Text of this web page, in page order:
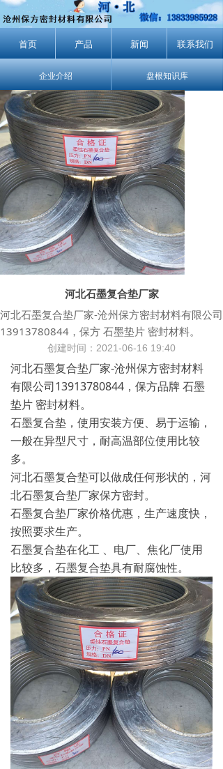
首页 产品 新闻 联系我们
企业介绍 盘根知识库
河北石墨复合垫厂家
创建时间： 2021-06-16 19:40
河北石墨复合垫厂家-沧州保方密封材料有限公司
13913780844，保方 石墨垫片 密封材料。
河北石墨复合垫厂家-沧州保方密封材料
有限公司13913780844，保方品牌 石墨
垫片 密封材料。
石墨复合垫，使用安装方便、易于运输，
一般在异型尺寸，耐高温部位使用比较
多。
河北石墨复合垫可以做成任何形状的，河
北石墨复合垫厂家保方密封。
石墨复合垫厂家价格优惠，生产速度快，
按照要求生产。
石墨复合垫在化工 、电厂、焦化厂使用
比较多，石墨复合垫具有耐腐蚀性。